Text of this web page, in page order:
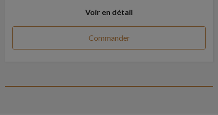
Voir en détail
Commander